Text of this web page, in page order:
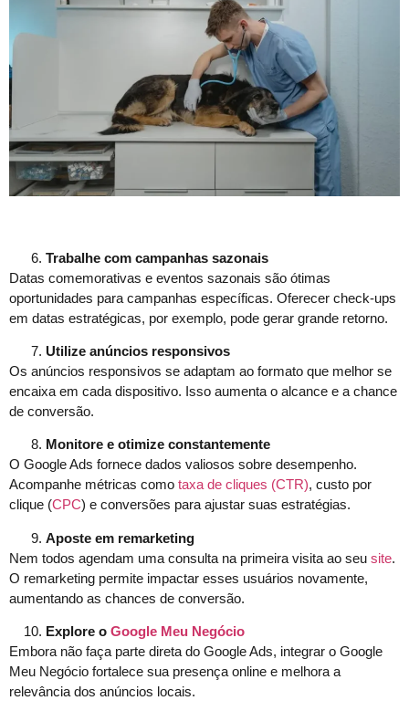
Trabalhe com campanhas sazonais
Datas comemorativas e eventos sazonais são ótimas
oportunidades para campanhas específicas. Oferecer check-ups
em datas estratégicas, por exemplo, pode gerar grande retorno.
Utilize anúncios responsivos
Os anúncios responsivos se adaptam ao formato que melhor se
encaixa em cada dispositivo. Isso aumenta o alcance e a chance
de conversão.
Monitore e otimize constantemente
O Google Ads fornece dados valiosos sobre desempenho.
Acompanhe métricas como taxa de cliques (CTR), custo por
clique (CPC) e conversões para ajustar suas estratégias.
Aposte em remarketing
Nem todos agendam uma consulta na primeira visita ao seu site.
O remarketing permite impactar esses usuários novamente,
aumentando as chances de conversão.
Explore o Google Meu Negócio
Embora não faça parte direta do Google Ads, integrar o Google
Meu Negócio fortalece sua presença online e melhora a
relevância dos anúncios locais.